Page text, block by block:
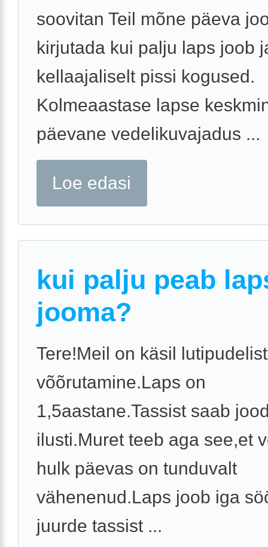
soovitan Teil mõne päeva
kirjutada kui palju laps joob
kellaajaliselt pissi kogused.
Kolmeaastase lapse
päevane vedelikuvajadus ...
Loe edasi
kui palju peab
jooma?
Tere!Meil on käsil lutipudelist
võõrutamine.Laps on
1,5aastane.Tassist saab
ilusti.Muret teeb aga see,et
hulk päevas on tunduvalt
vähenenud.Laps joob iga
juurde tassist ...